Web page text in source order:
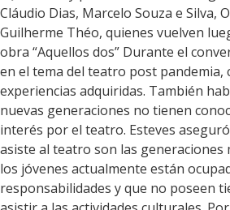
Cláudio Dias, Marcelo Souza e Silva,
Guilherme Théo, quienes vuelven
obra “Aquellos dos” Durante el
en el tema del teatro post pandemia,
experiencias adquiridas. También
nuevas generaciones no tienen
interés por el teatro. Esteves
asiste al teatro son las generaciones
los jóvenes actualmente están
responsabilidades y que no poseen